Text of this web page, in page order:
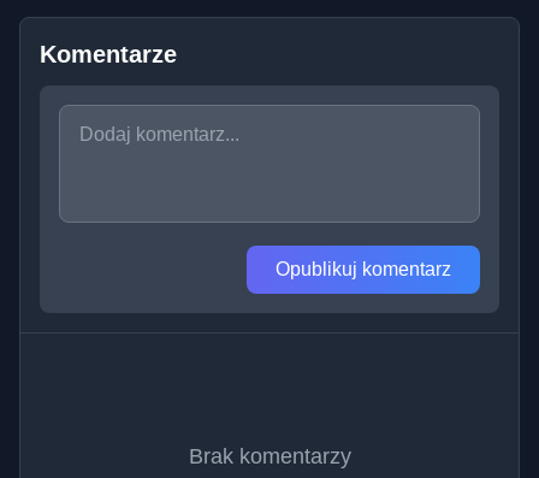
Komentarze
Opublikuj komentarz
Brak komentarzy